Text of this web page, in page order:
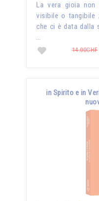
La vera gioia non
visibile o tangibile
che ci è data dalla
…
14.00CHF
in Spirito e in